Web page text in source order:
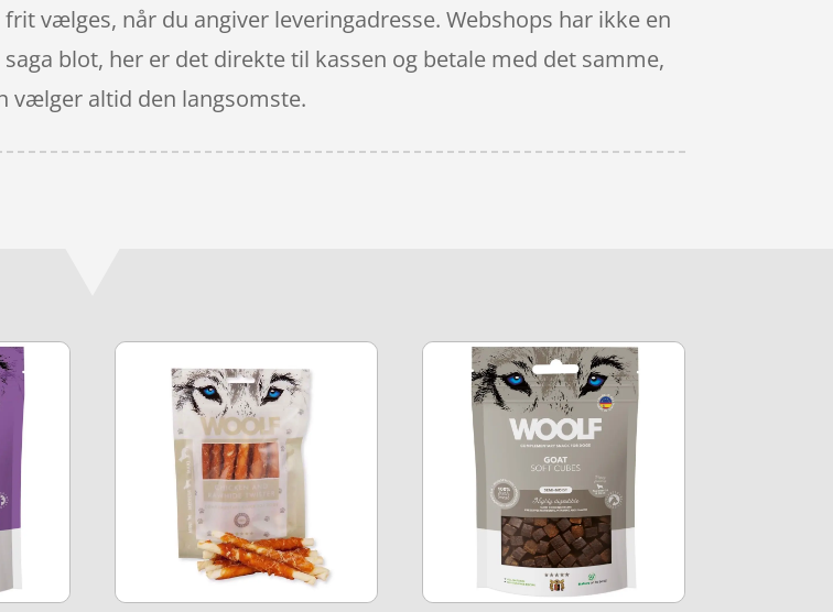
vælges, når du angiver leveringadresse. Webshops har ikke en
blot, her er det direkte til kassen og betale med det samme,
vælger altid den langsomste.